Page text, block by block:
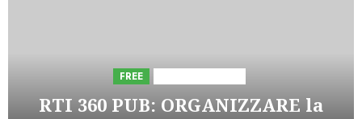
FREE
RTI 360 PUB: ORGANIZZARE la